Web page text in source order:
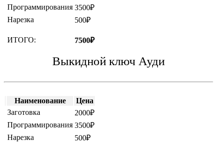
Программирования 3500₽
Нарезка
500₽
ИТОГО: 7500₽
Выкидной ключ Ауди
Наименование
Цена
Заготовка
2000₽
Программирования 3500₽
Нарезка
500₽